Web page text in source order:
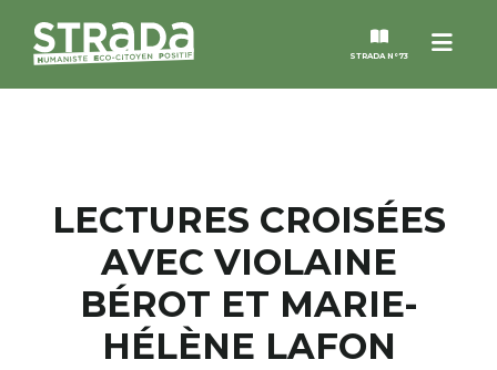
Menu
STRADA N°73
MAGAZINES
NOS THÈMES
STRADA’DATES
LECTURES CROISÉES
AVEC VIOLAINE
BÉROT ET MARIE-
HÉLÈNE LAFON